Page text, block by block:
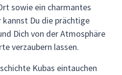
sowie ein charmantes
Du die prächtige
Dich von der Atmosphäre
verzaubern lassen.
Kubas eintauchen